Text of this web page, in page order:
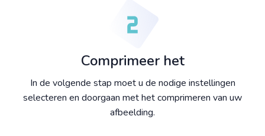
Comprimeer het
In de volgende stap moet u de nodige instellingen
selecteren en doorgaan met het comprimeren van uw
afbeelding.